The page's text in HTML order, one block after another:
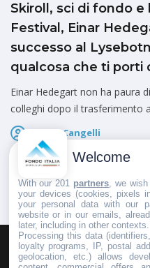
Skiroll, sci di fondo e
Festival, Einar
successo al
qualcosa che ti porti
Einar Hedegart non ha paura
colleghi dopo il trasferimento
Marco Cangelli
Pubblicato il
HOMEPAGEREDAZIONEINVIA
Welcome
With our 201 partners , we
your devices (cookies, pixels
your personal data with our
website or in our emails,
later, including in other contexts.
Processing this data
loyalty programs, IP, postal
geolocation, etc.) allows